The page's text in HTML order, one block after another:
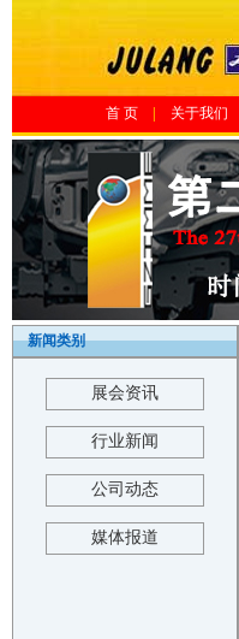
首 页 关于我们
新闻类别
展会资讯
行业新闻
公司动态
媒体报道